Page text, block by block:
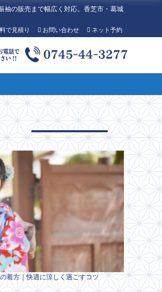
袖の販売まで幅広く対応。香芝市・葛城
で見積り お問い合わせ ネット予約
着方｜快適に涼しく過ごすコツ